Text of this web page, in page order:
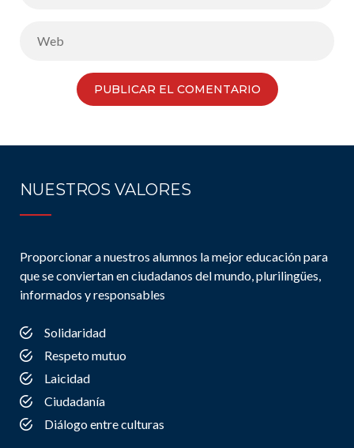
NUESTROS VALORES
Proporcionar a nuestros alumnos la mejor educación para
que se conviertan en ciudadanos del mundo, plurilingües,
informados y responsables
Solidaridad
Respeto mutuo
Laicidad
Ciudadanía
Diálogo entre culturas